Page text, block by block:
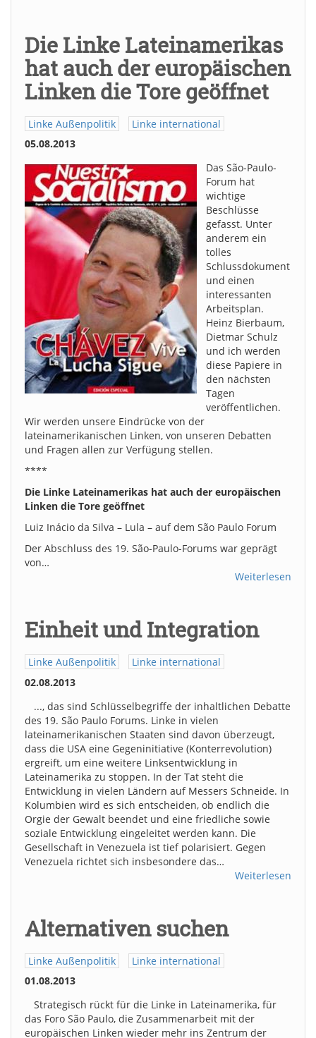
Die Linke Lateinamerikas
hat auch der europäischen
Linken die Tore geöffnet
Linke Außenpolitik
Linke international
05.08.2013
Das São-Paulo-
Forum hat
wichtige
Beschlüsse
gefasst. Unter
anderem ein
tolles
Schlussdokument
und einen
interessanten
Arbeitsplan.
Heinz Bierbaum,
Dietmar Schulz
und ich werden
diese Papiere in
den nächsten
Tagen
veröffentlichen.
Wir werden unsere Eindrücke von der
lateinamerikanischen Linken, von unseren Debatten
und Fragen allen zur Verfügung stellen.
****
Die Linke Lateinamerikas hat auch der europäischen
Linken die Tore geöffnet
Luiz Inácio da Silva – Lula – auf dem São Paulo Forum
Der Abschluss des 19. São-Paulo-Forums war geprägt
von…
Weiterlesen
Einheit und Integration
Linke Außenpolitik
Linke international
02.08.2013
..., das sind Schlüsselbegriffe der inhaltlichen Debatte
des 19. São Paulo Forums. Linke in vielen
lateinamerikanischen Staaten sind davon überzeugt,
dass die USA eine Gegeninitiative (Konterrevolution)
ergreift, um eine weitere Linksentwicklung in
Lateinamerika zu stoppen. In der Tat steht die
Entwicklung in vielen Ländern auf Messers Schneide. In
Kolumbien wird es sich entscheiden, ob endlich die
Orgie der Gewalt beendet und eine friedliche sowie
soziale Entwicklung eingeleitet werden kann. Die
Gesellschaft in Venezuela ist tief polarisiert. Gegen
Venezuela richtet sich insbesondere das…
Weiterlesen
Alternativen suchen
Linke Außenpolitik
Linke international
01.08.2013
Strategisch rückt für die Linke in Lateinamerika, für
das Foro São Paulo, die Zusammenarbeit mit der
europäischen Linken wieder mehr ins Zentrum der